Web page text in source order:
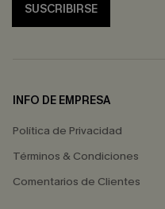
SUSCRIBIRSE
INFO DE EMPRESA
Política de Privacidad
Términos & Condiciones
Comentarios de Clientes